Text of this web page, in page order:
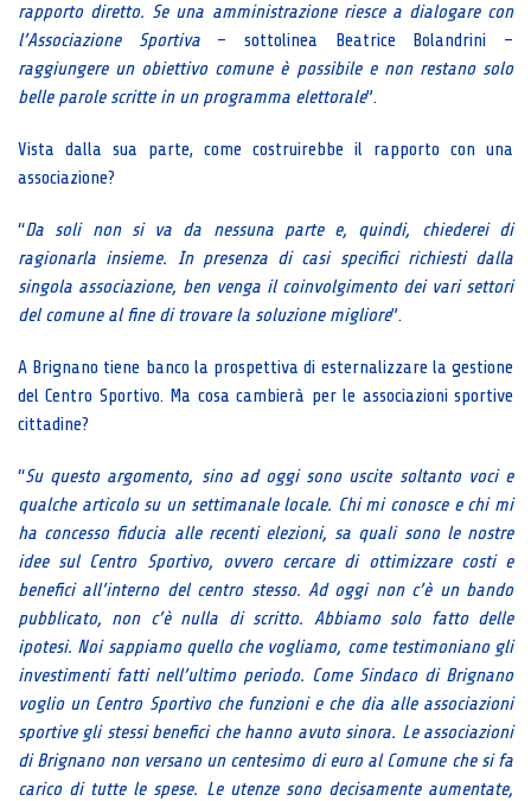
rapporto diretto. Se una amministrazione riesce a dialogare con
l’Associazione Sportiva– sottolinea Beatrice Bolandrini –
raggiungere un obiettivo comune è possibile e non restano solo
belle parole scritte in un programma elettorale”.
Vista dalla sua parte, come costruirebbe il rapporto con una
associazione?
“Da soli non si va da nessuna parte e, quindi, chiederei di
ragionarla insieme. In presenza di casi specifici richiesti dalla
singola associazione, ben venga il coinvolgimento dei vari settori
del comune al fine di trovare la soluzione migliore”.
A Brignano tiene banco la prospettiva di esternalizzare la gestione
del Centro Sportivo. Ma cosa cambierà per le associazioni sportive
cittadine?
“Su questo argomento, sino ad oggi sono uscite soltanto voci e
qualche articolo su un settimanale locale. Chi mi conosce e chi mi
ha concesso fiducia alle recenti elezioni, sa quali sono le nostre
idee sul Centro Sportivo, ovvero cercare di ottimizzare costi e
benefici all’interno del centro stesso. Ad oggi non c’è un bando
pubblicato, non c’è nulla di scritto. Abbiamo solo fatto delle
ipotesi. Noi sappiamo quello che vogliamo, come testimoniano gli
investimenti fatti nell’ultimo periodo. Come Sindaco di Brignano
voglio un Centro Sportivo che funzioni e che dia alle associazioni
sportive gli stessi benefici che hanno avuto sinora. Le associazioni
di Brignano non versano un centesimo di euro al Comune che si fa
carico di tutte le spese. Le utenze sono decisamente aumentate,